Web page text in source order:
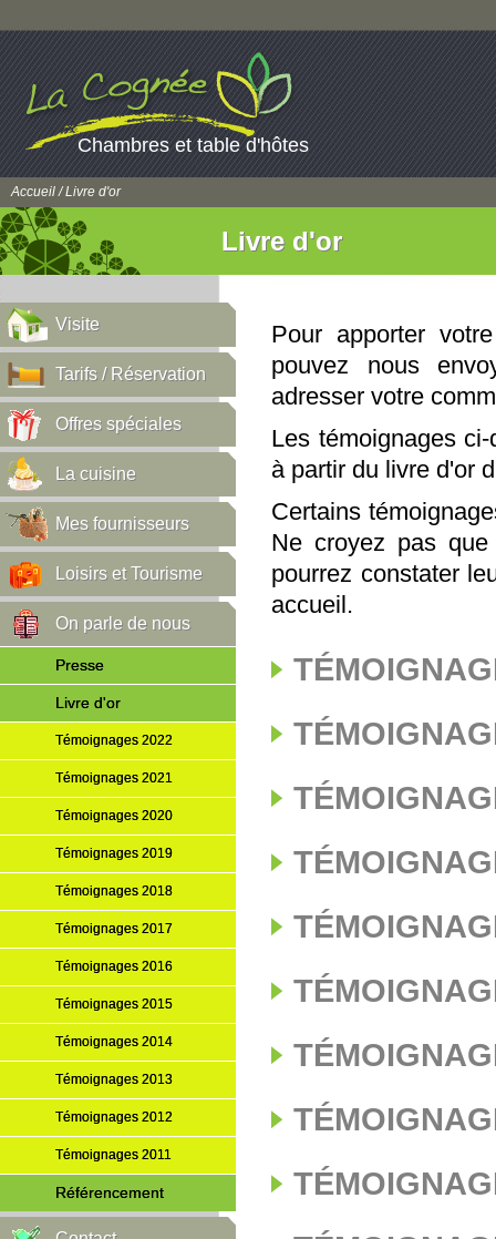
Chambres et table d'hôtes
Accueil/ Livre d'or
Livre d'or
Visite
Tarifs / Réservation
Offres spéciales
La cuisine
Mes fournisseurs
Loisirs et Tourisme
On parle de nous
Presse
Livre d'or
Témoignages 2022
Témoignages 2021
Témoignages 2020
Témoignages 2019
Témoignages 2018
Témoignages 2017
Témoignages 2016
Témoignages 2015
Témoignages 2014
Témoignages 2013
Témoignages 2012
Témoignages 2011
Référencement
Pour apporter
pouvez nous
adresser votre
Les témoignages
à partir du livre d'or
Certains
Ne croyez pas
pourrez constater
accueil.